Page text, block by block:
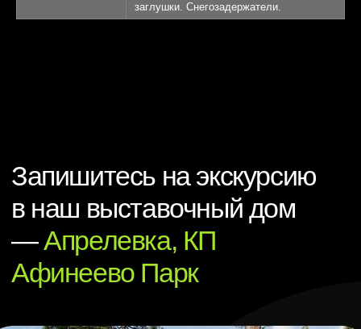
заглушки. Снегозадержатели.